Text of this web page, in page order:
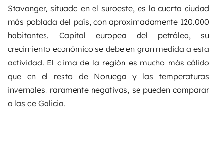
Stavanger, situada en el suroeste, es la cuarta ciudad
más poblada del país, con aproximadamente 120.000
habitantes. Capital europea del petróleo, su
crecimiento económico se debe en gran medida a esta
actividad. El clima de la región es mucho más cálido
que en el resto de Noruega y las temperaturas
invernales, raramente negativas, se pueden comparar
a las de Galicia.